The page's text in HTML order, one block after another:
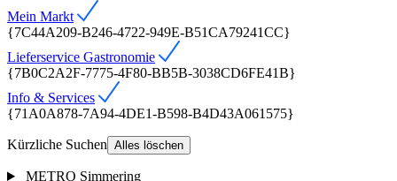
Mein Markt
{7C44A209-B246-4722-949E-B51CA79241CC}
Lieferservice Gastronomie
{7B0C2A2F-7775-4F80-BB5B-3038CD6FE41B}
Info & Services
{71A0A878-7A94-4DE1-B598-B4D43A061575}
Kürzliche Suchen Alles löschen
METRO Simmering